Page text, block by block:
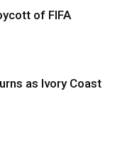
of FIFA
as Ivory Coast